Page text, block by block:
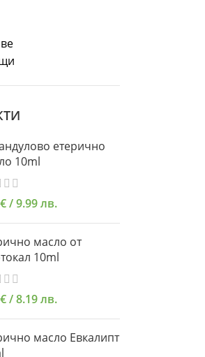
етерично
10ml
€/ 9.99 лв.
масло от
10ml
€/ 8.19 лв.
масло Евкалипт